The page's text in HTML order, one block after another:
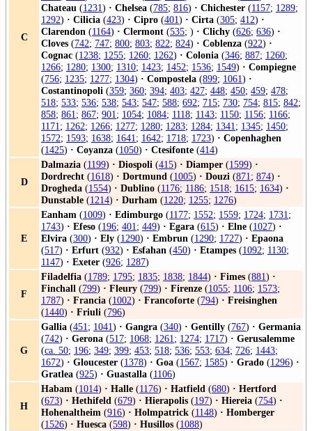
C
Chateau (1231) · Chelsea (785; 816) · Chichester (1157; 1289;
1292) · Cilicia (423) · Cipro (401) · Cirta (305; 412) ·
Clarendon (1164) · Clermont (535; ) · Clichy (626; 636) ·
Cloves (742; 747; 800; 803; 822; 824) · Coblenza (922) ·
Cognac (1238; 1255; 1260; 1262) · Colonia (346; 887; 1260;
1266; 1280; 1300; 1310; 1423; 1452; 1536; 1549) · Compiegne
(756; 1235; 1277; 1304) · Compostela (899; 1061) ·
Costantinopoli (359; 360; 394; 403; 427; 448; 450; 459; 478;
518; 533; 536; 538; 543; 547; 588; 692; 715; 730; 754; 815; 842;
858; 861; 867; 901; 1054; 1084; 1118; 1143; 1150; 1156; 1166;
1171; 1262; 1266; 1277; 1280; 1283; 1284; 1341; 1345; 1450;
1572; 1593; 1638; 1641; 1642; 1718; 1723) · Copenhaghen
(1425) · Coyanza (1050) · Ctesifonte (414)
D
Dalmazia (1199) · Diospoli (415) · Diamper (1599) ·
Dordrecht (1618) · Dortmund (1005) · Douzi (871; 874) ·
Drogheda (1554) · Dublino (1176; 1186; 1518; 1615; 1634) ·
Dunstable (1214) · Durham (1220; 1255; 1276)
E
Eanham (1009) · Edimburgo (1177; 1552; 1559; 1724; 1731;
1743) · Efeso (196; 401; 449) · Egara (615) · Elne (1027) ·
Elvira (300) · Ely (1290) · Embrun (1290; 1727) · Epaona
(517) · Erfurt (932) · Esfahan (450) · Etampes (1092; 1130;
1147) · Exeter (926; 1287)
F
Filadelfia (1789; 1795; 1835; 1838; 1844) · Fimes (881) ·
Finchall (799) · Fleury (799) · Firenze (1055; 1106; 1573;
1787) · Francia (1002) · Francoforte (794) · Freisinghen
(1440) · Friuli (796)
G
Gallia (451; 1041) · Gangra (340) · Gentilly (767) · Germania
(742) · Gerona (517; 1068; 1261; 1274; 1717) · Gerusalemme
(ca. 50; 196; 349; 399; 453; 518; 536; 553; 634; 726; 1443;
1672) · Gloucester (1378) · Goa (1567; 1585) · Grado (1296) ·
Gratlea (925) · Guastalla (1106)
H
Habam (1014) · Halle (1176) · Hatfield (680) · Hertford
(673) · Hethifeld (679) · Hierapolis (197) · Hiereia (754) ·
Hohenaltheim (916) · Holmpatrick (1148) · Homberger
(1526) · Huesca (598) · Husillos (1088)